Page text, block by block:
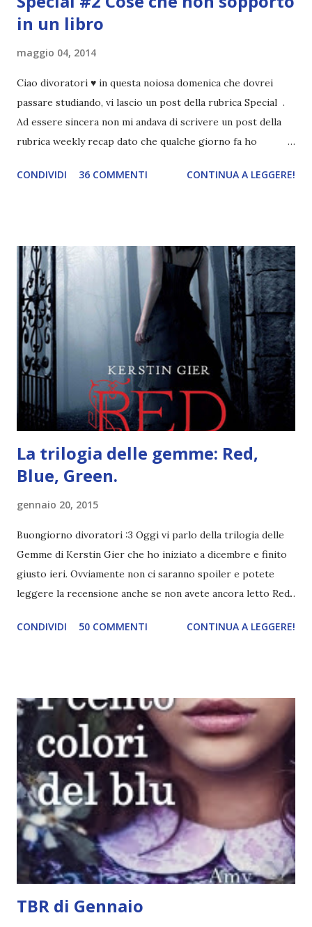
in un libro
maggio 04, 2014
Ciao divoratori ♥ in questa noiosa domenica che dovrei
passare studiando, vi lascio un post della rubrica Special .
Ad essere sincera non mi andava di scrivere un post della
rubrica weekly recap dato che qualche giorno fa ho
troppo creare un nuovo banner xD Nella puntata di oggi vi
di dire in un libro? Ad esempio, i capelli arruffati . TUTTI I
RAGAZZI nei libri hanno i capelli arruffati. Vabbè, c'è crisi, il
pettine costa. Dovrei regalarglielo io uno. O magari del gel.
Fatto sta che nella realtà i ragazzi con i capelli così
sembrano degli scappati di casa. Ah, poi ci sono le ciocche
ribelli. Che monelli, che trasgry. Oppure tutti i personaggi
dei libri sono dei grandi lettori, fatto sta che io non ho mai
trovato una scena in ...
CONDIVIDI 36 COMMENTI CONTINUA A LEGGERE!
La trilogia delle gemme: Red,
Blue, Green.
gennaio 20, 2015
Buongiorno divoratori :3 Oggi vi parlo della trilogia delle
Gemme di Kerstin Gier che ho iniziato a dicembre e finito
giusto ieri. Ovviamente non ci saranno spoiler e potete
leggere la recensione anche se non avete ancora letto Red.
Green sono state delle letture molto piacevoli ma non
potete capire le mie aspettative! Innanzitutto, se la Gier o
la ce avesse deciso di pubblicare la trilogia in un unico libro,
probabilmente lo avrei apprezzato molto di più. Red è
molto introduttivo, nel senso che in trecento pagine non
succede un bel niente. E non ha nemmeno un finale ._.
finisce esattamente nel bel mezzo della storia (anzi, quale
"mezzo" della storia? Questa storia ha praticamente solo
l'inizio!). Stessa cosa con Blue , stessa...
CONDIVIDI 50 COMMENTI CONTINUA A LEGGERE!
TBR di Gennaio